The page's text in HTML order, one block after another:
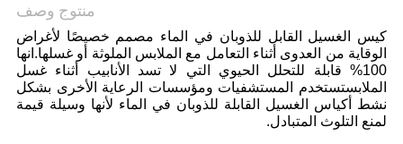
منتوج وصف
كيس الغسيل القابل للذوبان في الماء مصمم خصيصًا لأغراض
الوقاية من العدوى أثناء التعامل مع الملابس الملوثة أو غسلها.انها
100% قابلة للتحلل الحيوي التي لا تسد الأنابيب أثناء غسل
الملابستستخدم المستشفيات ومؤسسات الرعاية الأخرى بشكل
نشط أكياس الغسيل القابلة للذوبان في الماء لأنها وسيلة قيمة
لمنع التلوث المتبادل.